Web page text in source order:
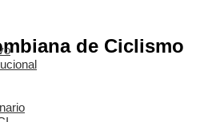
de Ciclismo